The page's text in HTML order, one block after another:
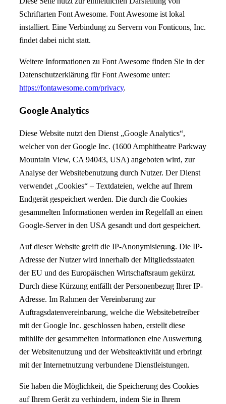
Schriftarten Font Awesome. Font Awesome ist lokal
installiert. Eine Verbindung zu Servern von Fonticons, Inc.
findet dabei nicht statt.
Weitere Informationen zu Font Awesome finden Sie in der
Datenschutzerklärung für Font Awesome unter:
https://fontawesome.com/privacy.
Google Analytics
Diese Website nutzt den Dienst „Google Analytics“,
welcher von der Google Inc. (1600 Amphitheatre Parkway
Mountain View, CA 94043, USA) angeboten wird, zur
Analyse der Websitebenutzung durch Nutzer. Der Dienst
verwendet „Cookies“ – Textdateien, welche auf Ihrem
Endgerät gespeichert werden. Die durch die Cookies
gesammelten Informationen werden im Regelfall an einen
Google-Server in den USA gesandt und dort gespeichert.
Auf dieser Website greift die IP-Anonymisierung. Die IP-
Adresse der Nutzer wird innerhalb der Mitgliedsstaaten
der EU und des Europäischen Wirtschaftsraum gekürzt.
Durch diese Kürzung entfällt der Personenbezug Ihrer IP-
Adresse. Im Rahmen der Vereinbarung zur
Auftragsdatenvereinbarung, welche die Websitebetreiber
mit der Google Inc. geschlossen haben, erstellt diese
mithilfe der gesammelten Informationen eine Auswertung
der Websitenutzung und der Websiteaktivität und erbringt
mit der Internetnutzung verbundene Dienstleistungen.
Sie haben die Möglichkeit, die Speicherung des Cookies
auf Ihrem Gerät zu verhindern, indem Sie in Ihrem